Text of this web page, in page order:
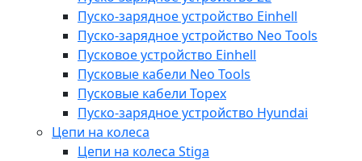
Пуско-зарядное устройство Einhell
Пуско-зарядное устройство Neo Tools
Пусковое устройство Einhell
Пусковые кабели Neo Tools
Пусковые кабели Topex
Пуско-зарядное устройство Hyundai
Цепи на колеса
Цепи на колеса Stiga